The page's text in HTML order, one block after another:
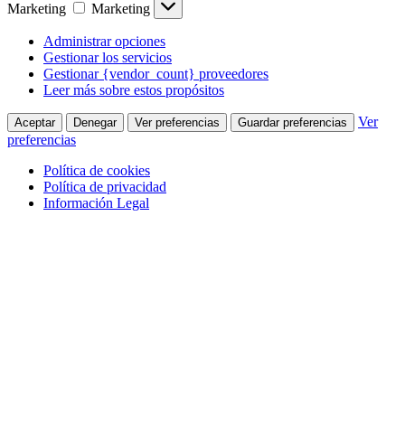
Marketing
Marketing
Administrar opciones
Gestionar los servicios
Gestionar {vendor_count} proveedores
Leer más sobre estos propósitos
Aceptar Denegar Ver preferencias Guardar preferencias
Ver
preferencias
Política de cookies
Política de privacidad
Información Legal